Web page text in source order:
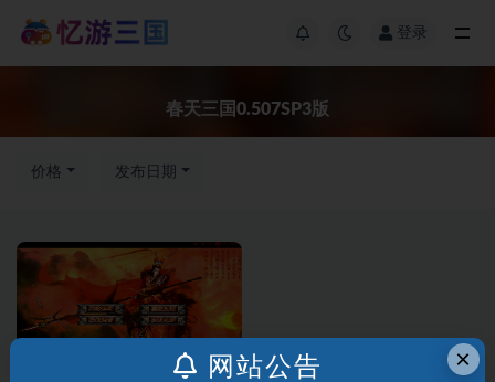
登录
春天三国0.507SP3版
价格 发布日期
×
网站公告